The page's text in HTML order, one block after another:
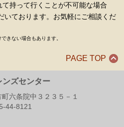
持って行くことが不可能な場合
いております。お気軽にご相談くだ
きない場合もあります。
PAGE TOP
ンズセンター
町六条院中３２３５－１
44-8121